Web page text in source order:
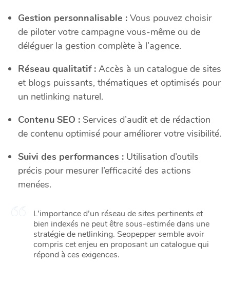
Gestion personnalisable : Vous pouvez choisir
de piloter votre campagne vous-même ou de
déléguer la gestion complète à l’agence.
Réseau qualitatif : Accès à un catalogue de sites
et blogs puissants, thématiques et optimisés pour
un netlinking naturel.
Contenu SEO : Services d’audit et de rédaction
de contenu optimisé pour améliorer votre visibilité.
Suivi des performances : Utilisation d’outils
précis pour mesurer l’efficacité des actions
menées.
L’importance d’un réseau de sites pertinents et
bien indexés ne peut être sous-estimée dans une
stratégie de netlinking. Seopepper semble avoir
compris cet enjeu en proposant un catalogue qui
répond à ces exigences.